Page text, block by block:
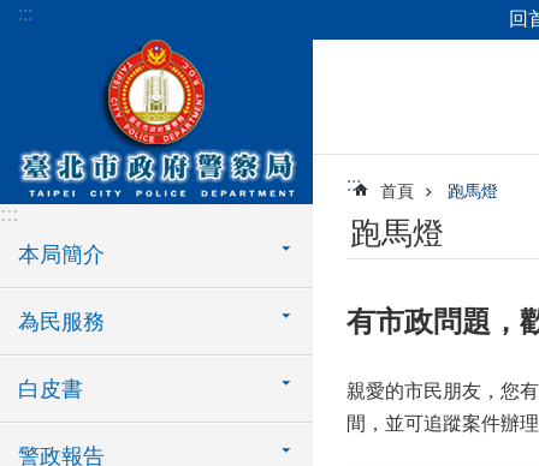
跳到主要內容區塊
::: 回
:::
本局簡介
為民服務
白皮書
警政報告
::: 首頁 跑馬燈
跑馬燈
有市政問題，
親愛的市民朋友，您
間，並可追蹤案件辦